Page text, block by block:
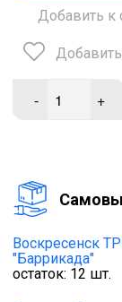
Добавить к
- +
Воскресенск
"Баррикада"
остаток: 12 шт.